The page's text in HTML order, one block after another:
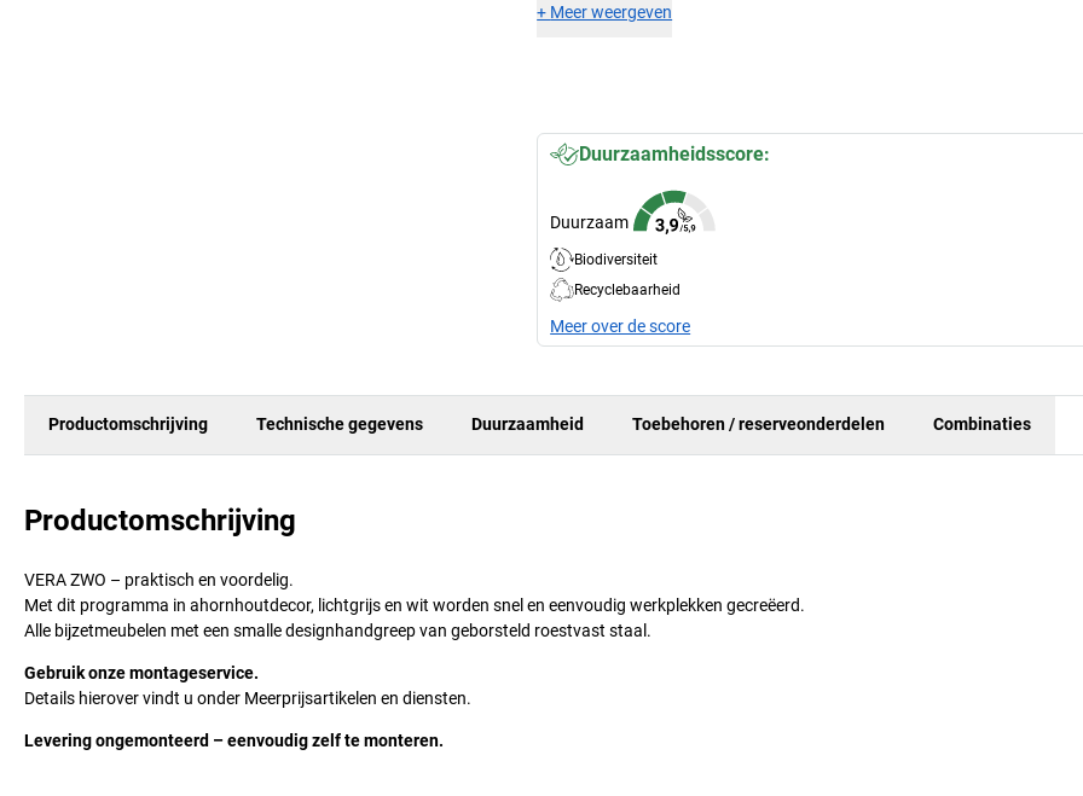
+ Meer weergeven
Duurzaamheidsscore:
Duurzaam
Biodiversiteit
Recyclebaarheid
Meer over de score
Productomschrijving Technische gegevens Duurzaamheid Toebehoren / reserveonderdelen Combinaties
Productomschrijving
VERA ZWO – praktisch en voordelig.
Met dit programma in ahornhoutdecor, lichtgrijs en wit worden snel en eenvoudig werkplekken gecreëerd.
Alle bijzetmeubelen met een smalle designhandgreep van geborsteld roestvast staal.
Gebruik onze montageservice.
Details hierover vindt u onder Meerprijsartikelen en diensten.
Levering ongemonteerd – eenvoudig zelf te monteren.